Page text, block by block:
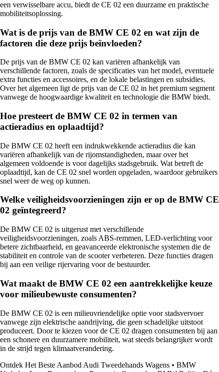
een verwisselbare accu, biedt de CE 02 een duurzame en praktische
mobiliteitsoplossing.
Wat is de prijs van de BMW CE 02 en wat zijn de
factoren die deze prijs beïnvloeden?
De prijs van de BMW CE 02 kan variëren afhankelijk van
verschillende factoren, zoals de specificaties van het model, eventuele
extra functies en accessoires, en de lokale belastingen en subsidies.
Over het algemeen ligt de prijs van de CE 02 in het premium segment
vanwege de hoogwaardige kwaliteit en technologie die BMW biedt.
Hoe presteert de BMW CE 02 in termen van
actieradius en oplaadtijd?
De BMW CE 02 heeft een indrukwekkende actieradius die kan
variëren afhankelijk van de rijomstandigheden, maar over het
algemeen voldoende is voor dagelijks stadsgebruik. Wat betreft de
oplaadtijd, kan de CE 02 snel worden opgeladen, waardoor gebruikers
snel weer de weg op kunnen.
Welke veiligheidsvoorzieningen zijn er op de BMW CE
02 geïntegreerd?
De BMW CE 02 is uitgerust met verschillende
veiligheidsvoorzieningen, zoals ABS-remmen, LED-verlichting voor
betere zichtbaarheid, en geavanceerde elektronische systemen die de
stabiliteit en controle van de scooter verbeteren. Deze functies dragen
bij aan een veilige rijervaring voor de bestuurder.
Wat maakt de BMW CE 02 een aantrekkelijke keuze
voor milieubewuste consumenten?
De BMW CE 02 is een milieuvriendelijke optie voor stadsvervoer
vanwege zijn elektrische aandrijving, die geen schadelijke uitstoot
produceert. Door te kiezen voor de CE 02 dragen consumenten bij aan
een schonere en duurzamere mobiliteit, wat steeds belangrijker wordt
in de strijd tegen klimaatverandering.
Ontdek Het Beste Aanbod Audi Tweedehands Wagens • BMW